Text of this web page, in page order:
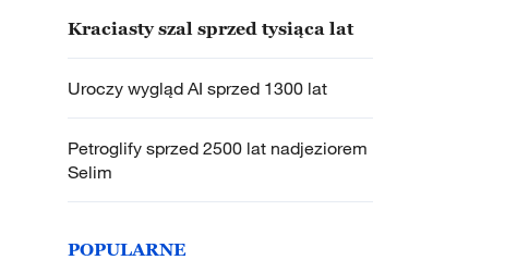
Kraciasty szal sprzed tysiąca lat
Uroczy wygląd AI sprzed 1300 lat
Petroglify sprzed 2500 lat nadjeziorem
Selim
POPULARNE